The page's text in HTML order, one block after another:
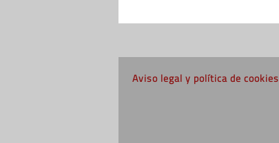
Aviso legal y política de cookies